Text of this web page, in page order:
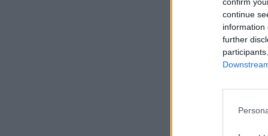
continue
information
further